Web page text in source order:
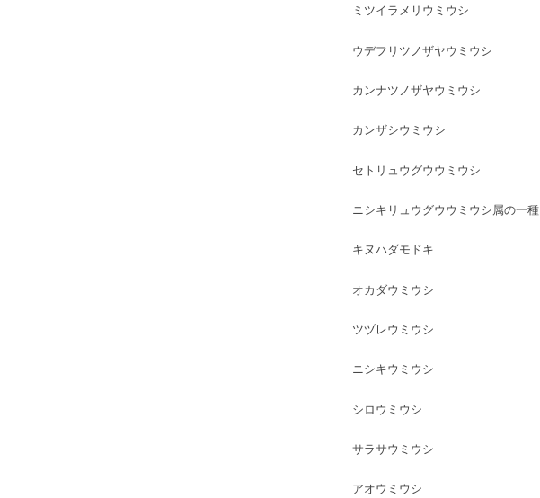
ミツイラメリウミウシ
ウデフリツノザヤウミウシ
カンナツノザヤウミウシ
カンザシウミウシ
セトリュウグウウミウシ
ニシキリュウグウウミウシ属の一種
キヌハダモドキ
オカダウミウシ
ツヅレウミウシ
ニシキウミウシ
シロウミウシ
サラサウミウシ
アオウミウシ